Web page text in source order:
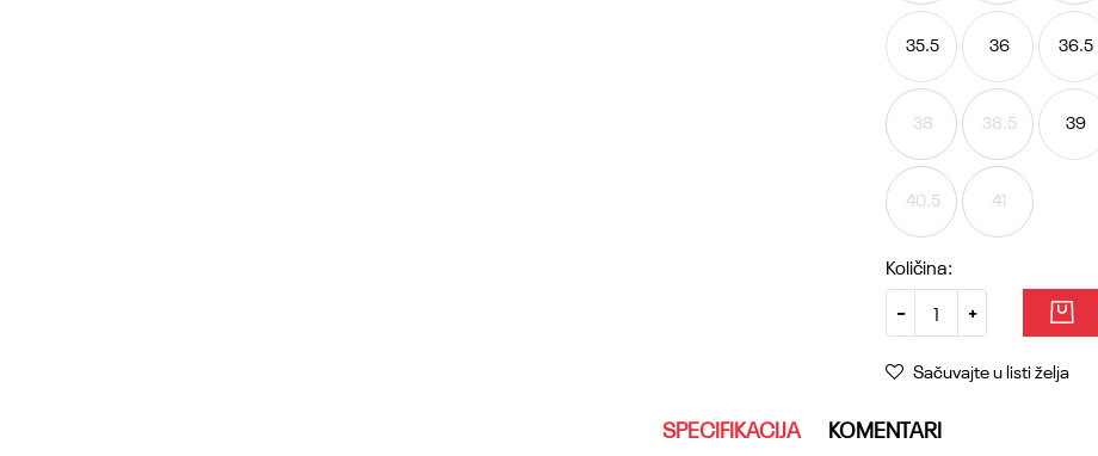
35.5 36 36.5
38 38.5 39
40.5 41
Količina:
Sačuvajte u listi želja
SPECIFIKACIJA KOMENTARI